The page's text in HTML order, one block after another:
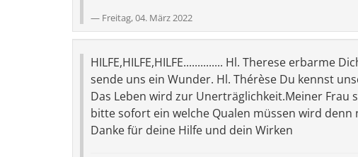
Freitag, 04. März 2022
HILFE,HILFE,HILFE.............. Hl. Therese
sende uns ein Wunder. Hl. Thérèse Du kennst
Das Leben wird zur Unerträglichkeit.Meiner
bitte sofort ein welche Qualen müssen wird denn
Danke für deine Hilfe und dein Wirken